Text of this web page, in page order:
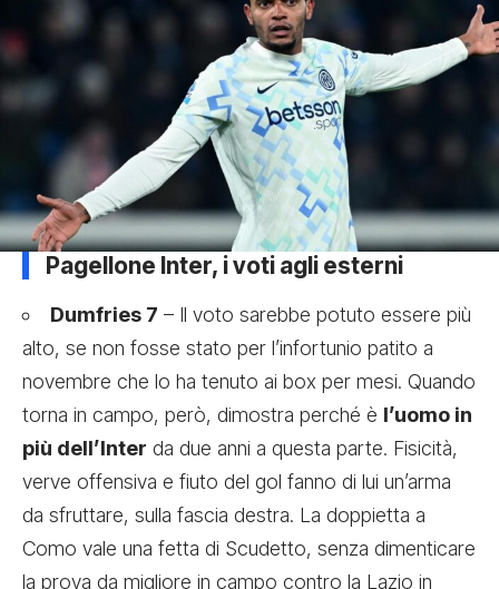
Pagellone Inter, i voti agli esterni
Dumfries 7 – Il voto sarebbe potuto essere più
alto, se non fosse stato per l’infortunio patito a
novembre che lo ha tenuto ai box per mesi. Quando
torna in campo, però, dimostra perché è l’uomo in
più dell’Inter da due anni a questa parte. Fisicità,
verve offensiva e fiuto del gol fanno di lui un’arma
da sfruttare, sulla fascia destra. La doppietta a
Como vale una fetta di Scudetto, senza dimenticare
la prova da migliore in campo contro la Lazio in